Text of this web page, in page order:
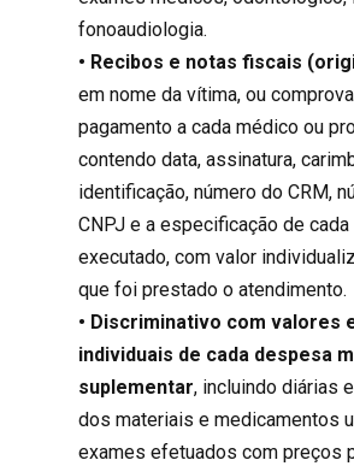
fonoaudiologia.
• Recibos e notas fiscais
em nome da vítima, ou
pagamento a cada médico ou
contendo data, assinatura,
identificação, número do CRM,
CNPJ e a especificação de
executado, com valor
que foi prestado o atendimento.
• Discriminativo com valores
individuais de cada despesa
suplementar, incluindo diárias
dos materiais e medicamentos
exames efetuados com preços